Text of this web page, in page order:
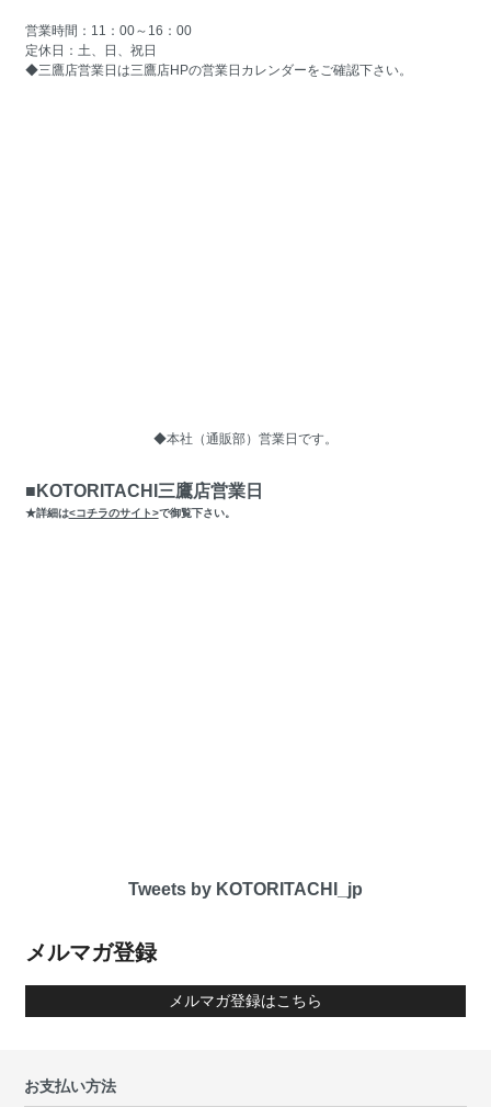
営業時間：11：00～16：00
定休日：土、日、祝日
◆三鷹店営業日は三鷹店HPの営業日カレンダーをご確認下さい。
◆本社（通販部）営業日です。
■KOTORITACHI三鷹店営業日
★詳細は<コチラのサイト>で御覧下さい。
Tweets by KOTORITACHI_jp
メルマガ登録
メルマガ登録はこちら
お支払い方法